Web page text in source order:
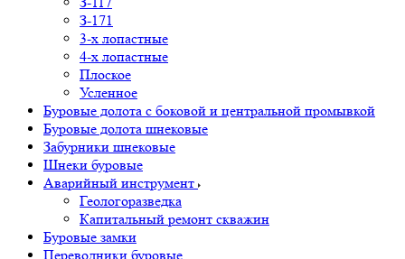
З-171
3-х лопастные
4-х лопастные
Плоское
Усленное
Буровые долота с бoковой и центральной промывкой
Буровые долота шнековые
Забурники шнековые
Шнеки буровые
Аварийный инструмент
Геологоразведка
Капитальный ремонт скважин
Буровые замки
Переводники буровые